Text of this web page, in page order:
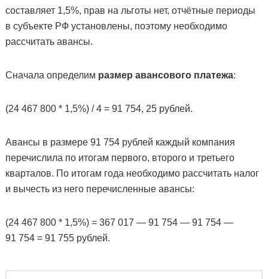
составляет 1,5%, прав на льготы нет, отчётные периоды
в субъекте РФ установлены, поэтому необходимо
рассчитать авансы.
Сначала определим размер авансового платежа:
(24 467 800 * 1,5%) / 4 = 91 754, 25 рублей.
Авансы в размере 91 754 рублей каждый компания
перечислила по итогам первого, второго и третьего
кварталов. По итогам года необходимо рассчитать налог
и вычесть из него перечисленные авансы:
(24 467 800 * 1,5%) = 367 017 — 91 754 — 91 754 —
91 754 = 91 755 рублей.